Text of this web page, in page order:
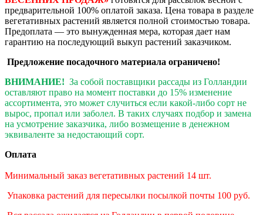
предварительной 100% оплатой заказа. Цена товара в разделе
вегетативных растений является полной стоимостью товара.
Предоплата — это вынужденная мера, которая дает нам
гарантию на последующий выкуп растений заказчиком.
Предложение посадочного материала ограничено!
ВНИМАНИЕ! За собой поставщики рассады из Голландии
оставляют право на момент поставки до 15% изменение
ассортимента, это может случиться если какой-либо сорт не
вырос, пропал или заболел. В таких случаях подбор и замена
на усмотрение заказчика, либо возмещение в денежном
эквиваленте за недостающий сорт.
Оплата
Минимальный заказ вегетативных растений 14 шт.
Упаковка растений для пересылки посылкой почты 100 руб.